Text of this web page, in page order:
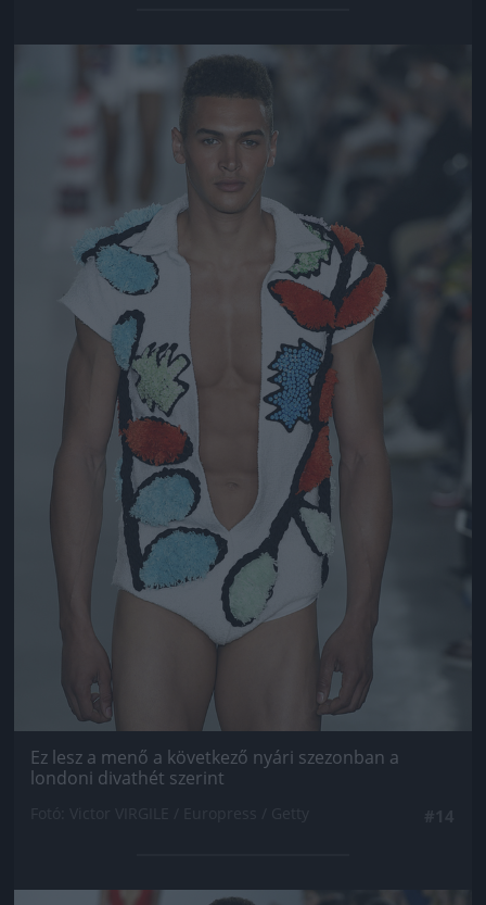
Jön még kép!
Ez lesz a menő a következő nyári szezonban a
londoni divathét szerint